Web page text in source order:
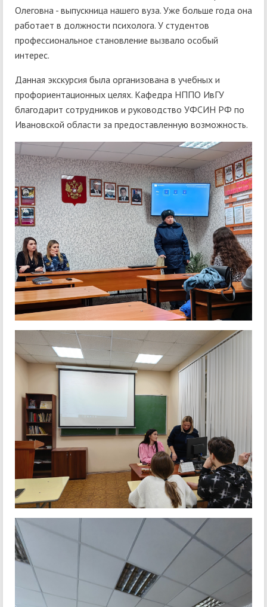
Олеговна - выпускница нашего вуза. Уже больше года она
работает в должности психолога. У студентов
профессиональное становление вызвало особый
интерес.
Данная экскурсия была организована в учебных и
профориентационных целях. Кафедра НППО ИвГУ
благодарит сотрудников и руководство УФСИН РФ по
Ивановской области за предоставленную возможность.